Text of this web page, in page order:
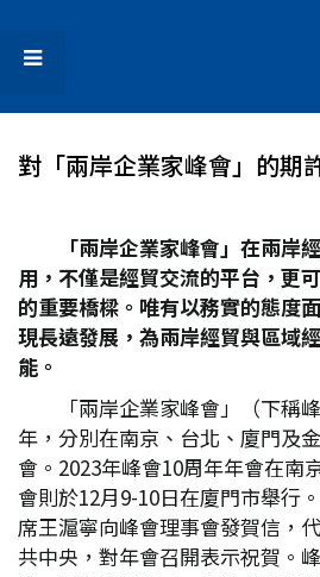
對「兩岸企業家峰會」的期
「兩岸企業家峰會」在兩岸
用，不僅是經貿交流的平台，更
的重要橋樑。唯有以務實的態度
現長遠發展，為兩岸經貿與區域
能。
「兩岸企業家峰會」（下稱
年，分別在南京、台北、廈門及
會。2023年峰會10周年年會在南
會則於12月9-10日在廈門市舉行
席王滬寧向峰會理事會發賀信，
共中央，對年會召開表示祝賀。